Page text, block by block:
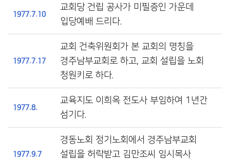
1977.7.10
교회당 건립 공사가 미필증인 가운데
입당예배 드리다.
1977.7.17
교회 건축위원회가 본 교회의 명칭을
경주남부교회로 하고, 교회 설립을 노회
청원키로 하다.
1977.8.
교육지도 이희옥 전도사 부임하여 1년간
섬기다.
1977.9.7
경동노회 정기노회에서 경주남부교회
설립을 허락받고 김만조씨 임시목사